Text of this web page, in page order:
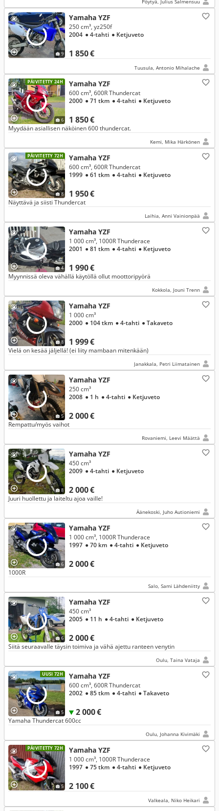
Pöytyä, Julius Salmensuu
9
Yamaha YZF
1 850 €
250 cm³, yz250f
2004 ● 4-tahti ● Ketjuveto
Tuusula, Antonio Mihalache
PÄIVITETTY 24H
6
Yamaha YZF
1 850 €
600 cm³, 600R Thundercat
2000 ● 71 tkm ● 4-tahti ● Ketjuveto
Myydään asiallisen näköinen 600 thundercat.
Kemi, Mika Härkönen
PÄIVITETTY 72H
8
Yamaha YZF
1 950 €
600 cm³, 600R Thundercat
1999 ● 61 tkm ● 4-tahti ● Ketjuveto
Näyttävä ja siisti Thundercat
Laihia, Anni Vainionpää
4
Yamaha YZF
1 990 €
1 000 cm³, 1000R Thunderace
2001 ● 81 tkm ● 4-tahti ● Ketjuveto
Myynnissä oleva vähällä käytöllä ollut moottoripyörä
Kokkola, Jouni Trenn
8
Yamaha YZF
1 999 €
1 000 cm³
2000 ● 104 tkm ● 4-tahti ● Takaveto
Vielä on kesää jäljellä! (ei liity mambaan mitenkään)
Janakkala, Petri Liimatainen
5
Yamaha YZF
2 000 €
250 cm³
2008 ● 1 h ● 4-tahti ● Ketjuveto
Rempattu/myös vaihot
Rovaniemi, Leevi Määttä
8
Yamaha YZF
2 000 €
450 cm³
2009 ● 4-tahti ● Ketjuveto
Juuri huollettu ja laiteltu ajoa vaille!
Äänekoski, Juho Autioniemi
6
Yamaha YZF
2 000 €
1 000 cm³, 1000R Thunderace
1997 ● 70 km ● 4-tahti ● Ketjuveto
1000R
Salo, Sami Lähdeniitty
6
Yamaha YZF
2 000 €
450 cm³
2005 ● 11 h ● 4-tahti ● Ketjuveto
Siitä seuraavalle täysin toimiva ja vähä ajettu ranteen venytin
Oulu, Taina Vataja
UUSI 72H
5
Yamaha YZF
2 000 €
600 cm³, 600R Thundercat
2002 ● 85 tkm ● 4-tahti ● Takaveto
Yamaha Thundercat 600cc
Oulu, Johanna Kivimäki
PÄIVITETTY 72H
5
Yamaha YZF
2 100 €
1 000 cm³, 1000R Thunderace
1997 ● 75 tkm ● 4-tahti ● Ketjuveto
Valkeala, Niko Heikari